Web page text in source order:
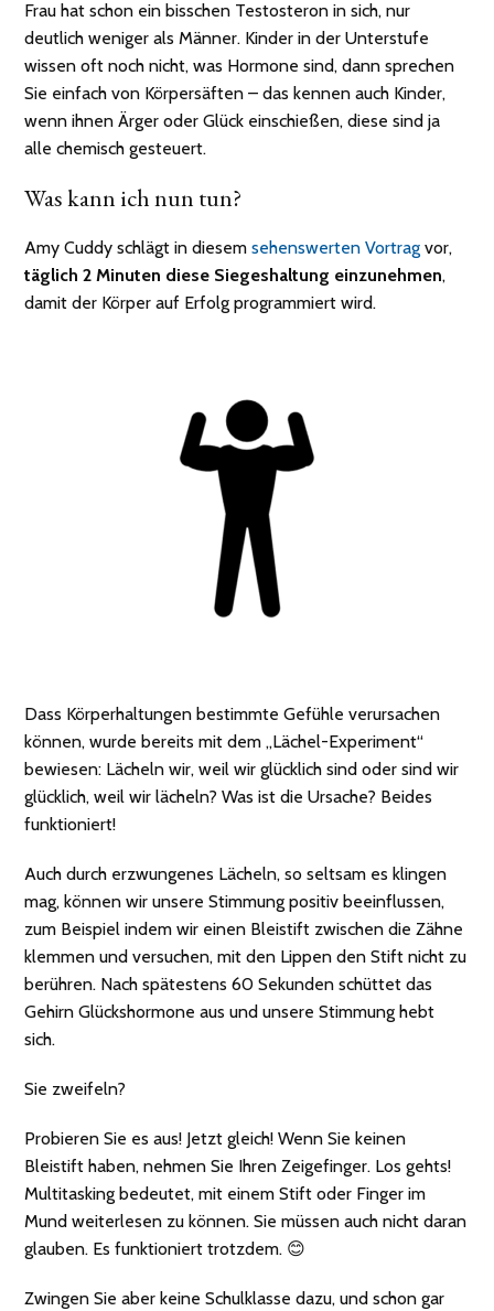
Frau hat schon ein bisschen Testosteron in sich, nur
deutlich weniger als Männer. Kinder in der Unterstufe
wissen oft noch nicht, was Hormone sind, dann sprechen
Sie einfach von Körpersäften – das kennen auch Kinder,
wenn ihnen Ärger oder Glück einschießen, diese sind ja
alle chemisch gesteuert.
Was kann ich nun tun?
Amy Cuddy schlägt in diesemsehenswerten Vortrag vor,
täglich 2 Minuten diese Siegeshaltung einzunehmen,
damit der Körper auf Erfolg programmiert wird.
Dass Körperhaltungen bestimmte Gefühle verursachen
können, wurde bereits mit dem „Lächel-Experiment“
bewiesen: Lächeln wir, weil wir glücklich sind oder sind wir
glücklich, weil wir lächeln? Was ist die Ursache? Beides
funktioniert!
Auch durch erzwungenes Lächeln, so seltsam es klingen
mag, können wir unsere Stimmung positiv beeinflussen,
zum Beispiel indem wir einen Bleistift zwischen die Zähne
klemmen und versuchen, mit den Lippen den Stift nicht zu
berühren. Nach spätestens 60 Sekunden schüttet das
Gehirn Glückshormone aus und unsere Stimmung hebt
sich.
Sie zweifeln?
Probieren Sie es aus! Jetzt gleich! Wenn Sie keinen
Bleistift haben, nehmen Sie Ihren Zeigefinger. Los gehts!
Multitasking bedeutet, mit einem Stift oder Finger im
Mund weiterlesen zu können. Sie müssen auch nicht daran
glauben. Es funktioniert trotzdem. 😊
Zwingen Sie aber keine Schulklasse dazu, und schon gar